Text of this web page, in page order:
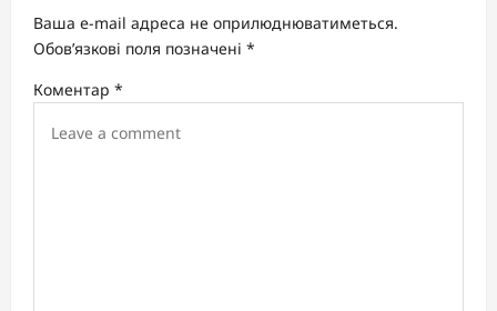
a
i
Ваша e-mail адреса не оприлюднюватиметься.
Обов’язкові поля позначені *
Коментар *